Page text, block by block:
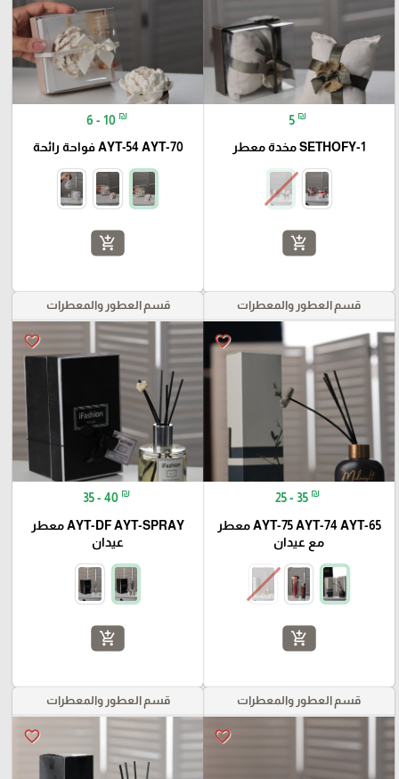
5 ₪
SETHOFY-1 مخدة معطر
add_shopping_cart
6 - 10 ₪
AYT-54 AYT-70 فواحة رائحة
add_shopping_cart
قسم العطور والمعطرات
favorite_border
25 - 35 ₪
AYT-75 AYT-74 AYT-65 معطر
مع عيدان
add_shopping_cart
قسم العطور والمعطرات
favorite_border
35 - 40 ₪
AYT-DF AYT-SPRAY معطر
عيدان
add_shopping_cart
قسم العطور والمعطرات
favorite_border
قسم العطور والمعطرات
favorite_border